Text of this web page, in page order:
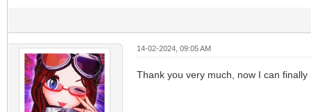
14-02-2024, 09:05 AM
Thank you very much, now I can finally